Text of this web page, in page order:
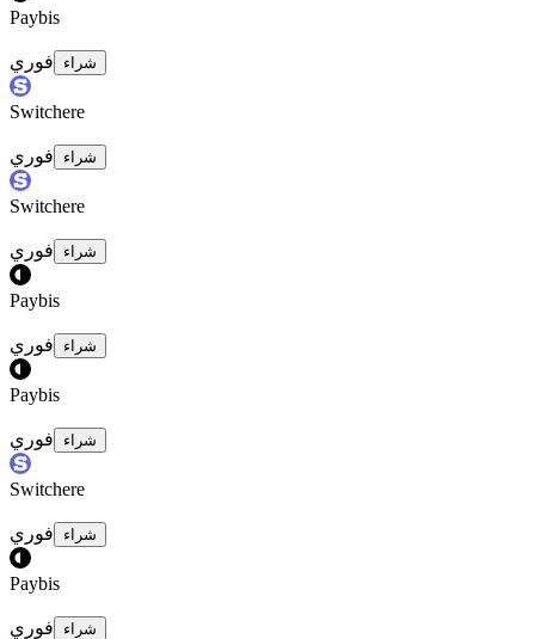
Paybis
فوري شراء
Switchere
فوري شراء
Switchere
فوري شراء
Paybis
فوري شراء
Paybis
فوري شراء
Switchere
فوري شراء
Paybis
فوري شراء